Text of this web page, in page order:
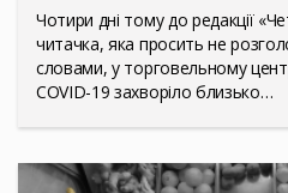
Чотири дні тому до редакції
читачка, яка просить не
словами, у торговельному
COVID-19 захворіло близько…